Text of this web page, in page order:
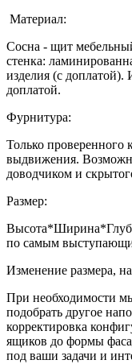
Материал:
Сосна - щит
стенка:
изделия (с доплатой).
доплатой.
Фурнитура:
Только проверенного
выдвижения.
доводчиком и
Размер:
по самым
Изменение размера,
При необходимости
подобрать другое
корректировка
ящиков до формы
под ваши задачи и